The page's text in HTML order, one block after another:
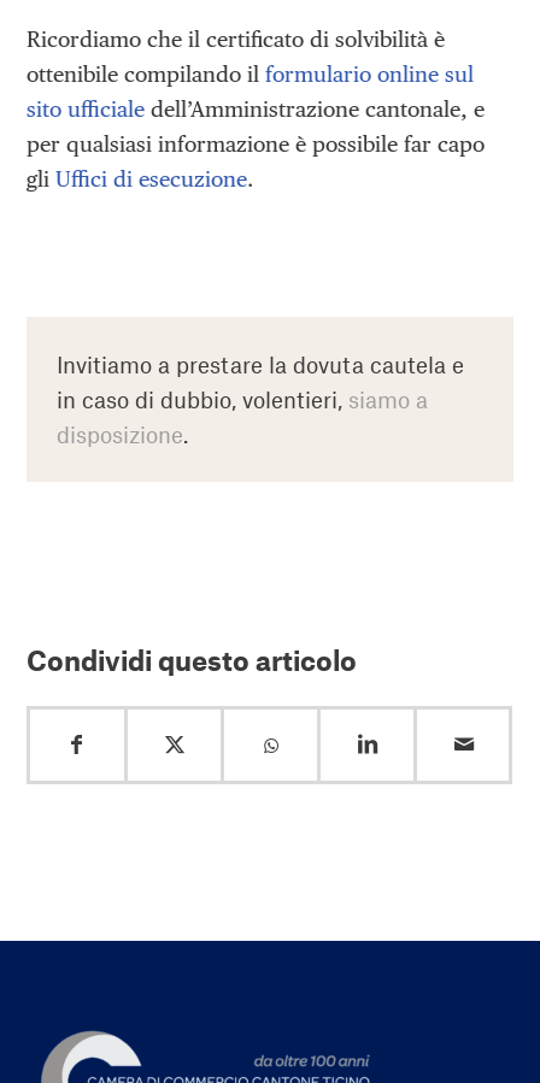
Ricordiamo che il certificato di solvibilità è
ottenibile compilando ilformulario online sul
sito ufficiale dell’Amministrazione cantonale, e
per qualsiasi informazione è possibile far capo
gliUffici di esecuzione.
Invitiamo a prestare la dovuta cautela e
in caso di dubbio, volentieri, siamo a
disposizione.
Condividi questo articolo